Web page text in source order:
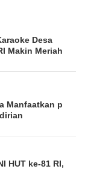
Desa
Makin Meriah
Manfaatkan p
HUT ke-81 RI,